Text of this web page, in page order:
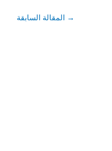
→ المقالة السابقة